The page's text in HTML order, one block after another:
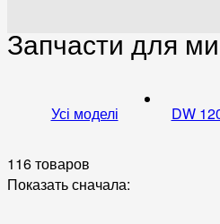
Запчасти для
Усі моделі DW
116 товаров
Показать сначала: